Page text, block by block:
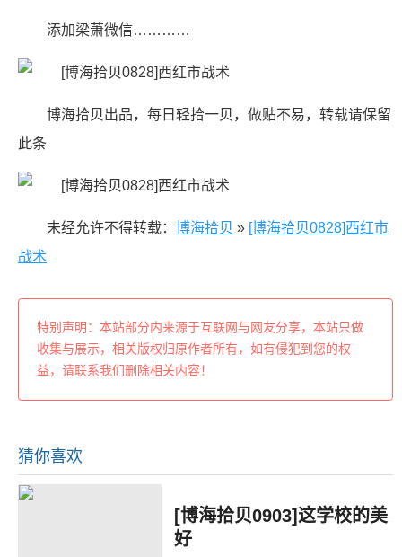
添加梁萧微信…………
博海拾贝出品，每日轻拾一贝，做贴不易，转载请保留
此条
未经允许不得转载： 博海拾贝 » [博海拾贝0828]西红市
战术
特别声明：本站部分内来源于互联网与网友分享，本站只做
收集与展示，相关版权归原作者所有，如有侵犯到您的权
益，请联系我们删除相关内容！
猜你喜欢
[博海拾贝0903]这学校的美
好